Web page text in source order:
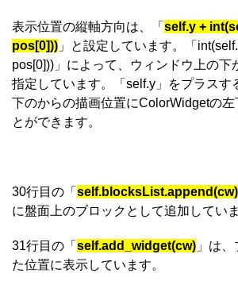
表示位置の縦軸方向は、「 self.y +
pos[0])) 」と設定しています。「
pos[0]))」によって、ウィンドウ上の下
指定しています。「self.y」をプラスす
下のからの描画位置にColorWidgetの左
とができます。
30行目の「 self.blocksList.append(cw)
に盤面上のブロックとして追加していま
31行目の「 self.add_widget(cw) 」は
た位置に表示しています。